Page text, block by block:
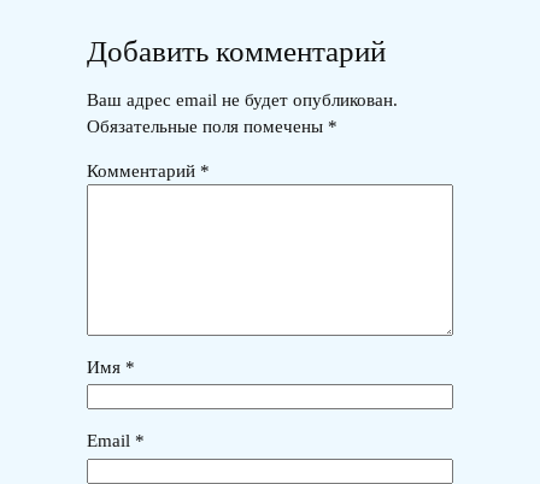
Добавить комментарий
Ваш адрес email не будет опубликован.
Обязательные поля помечены *
Комментарий *
Имя *
Email *